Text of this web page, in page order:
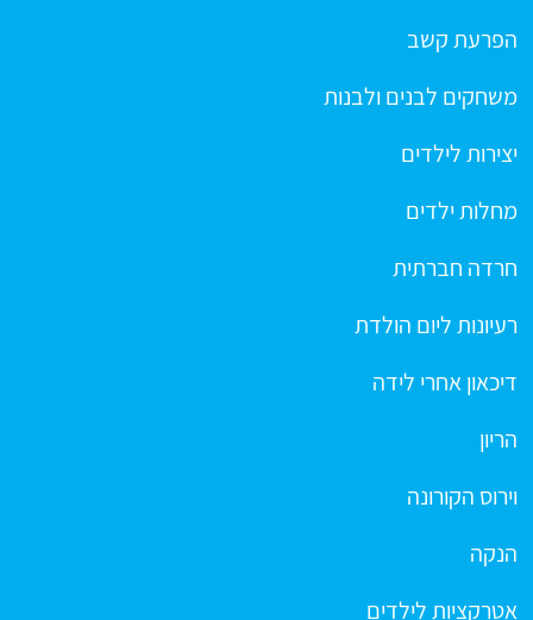
הפרעת קשב
משחקים לבנים ולבנות
יצירות לילדים
מחלות ילדים
חרדה חברתית
רעיונות ליום הולדת
דיכאון אחרי לידה
הריון
וירוס הקורונה
הנקה
אטרקציות לילדים